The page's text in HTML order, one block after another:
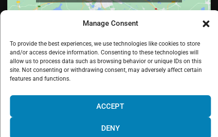
Manage Consent
To provide the best experiences, we use technologies like cookies to store
and/or access device information. Consenting to these technologies will
allow us to process data such as browsing behavior or unique IDs on this
site. Not consenting or withdrawing consent, may adversely affect certain
features and functions.
ACCEPT
DENY
Digital Mindset Co
information? Please, contact us and we